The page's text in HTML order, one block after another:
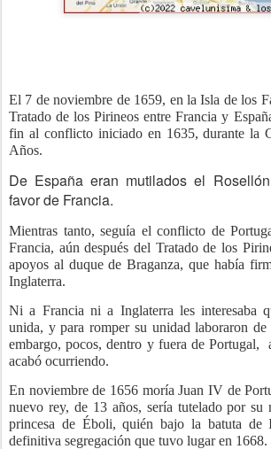
El 7 de noviembre de 1659, en la Isla de los
Tratado de los Pirineos entre Francia y
fin al conflicto iniciado en 1635, durante la
Años.
De España eran mutilados el
favor de Francia.
Mientras tanto, seguía el conflicto de
Francia, aún después del Tratado de los
apoyos al duque de Braganza, que había
Inglaterra.
Ni a Francia ni a Inglaterra les interesaba
unida, y para romper su unidad laboraron
embargo, pocos, dentro y fuera de Portugal,
acabó ocurriendo.
En noviembre de 1656 moría Juan IV de
nuevo rey, de 13 años, sería tutelado por su
princesa de Éboli, quién bajo la batuta de
definitiva segregación que tuvo lugar en 1668.